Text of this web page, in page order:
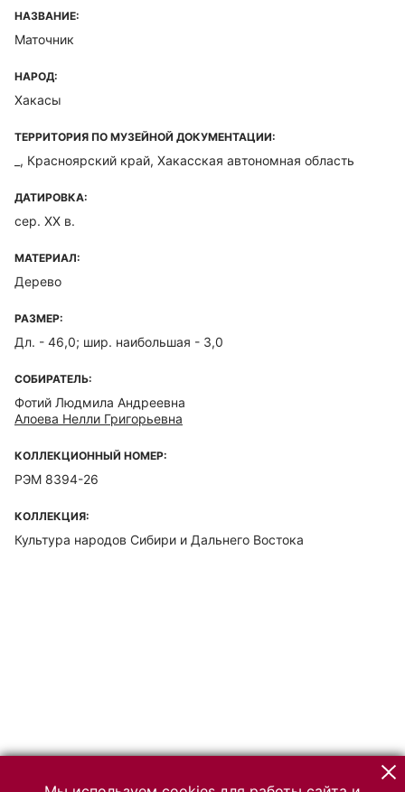
НАЗВАНИЕ:
Маточник
НАРОД:
Хакасы
ТЕРРИТОРИЯ ПО МУЗЕЙНОЙ ДОКУМЕНТАЦИИ:
_, Красноярский край, Хакасская автономная область
ДАТИРОВКА:
сер. XX в.
МАТЕРИАЛ:
Дерево
РАЗМЕР:
Дл. - 46,0; шир. наибольшая - 3,0
СОБИРАТЕЛЬ:
Фотий Людмила Андреевна
Алоева Нелли Григорьевна
КОЛЛЕКЦИОННЫЙ НОМЕР:
РЭМ 8394-26
КОЛЛЕКЦИЯ:
Культура народов Сибири и Дальнего Востока